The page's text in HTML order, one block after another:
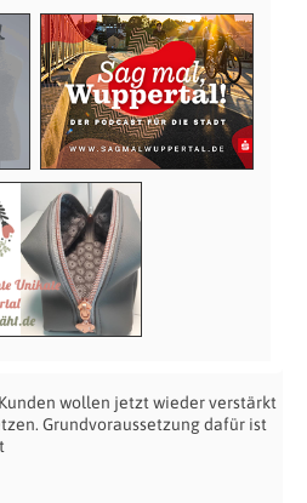
wollen jetzt wieder verstärkt
Grundvoraussetzung dafür ist